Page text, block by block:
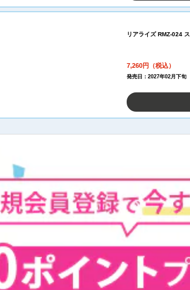
リアライズ RMZ-024
7,260円（税込）
発売日：2027年02月下旬